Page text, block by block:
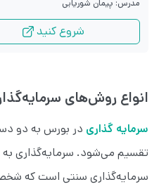
مدرس: پیمان شوریابی
شروع کنید
انواع روش‌های
سرمایه گذاری در بورس به دو
تقسیم می‌شود. سرمایه‌گذاری
سرمایه‌گذاری سنتی است که شخص